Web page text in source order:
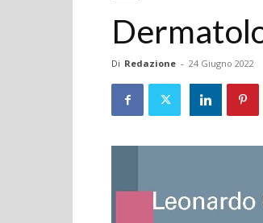
Di Redazione - 24 Giugno 2022